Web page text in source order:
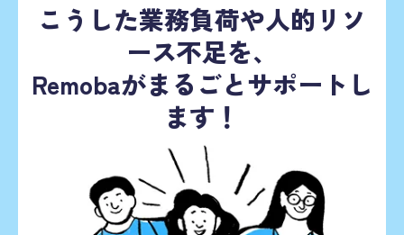
こうした業務負荷や人的リソ
ース不足を、
Remobaがまるごとサポートし
ます！